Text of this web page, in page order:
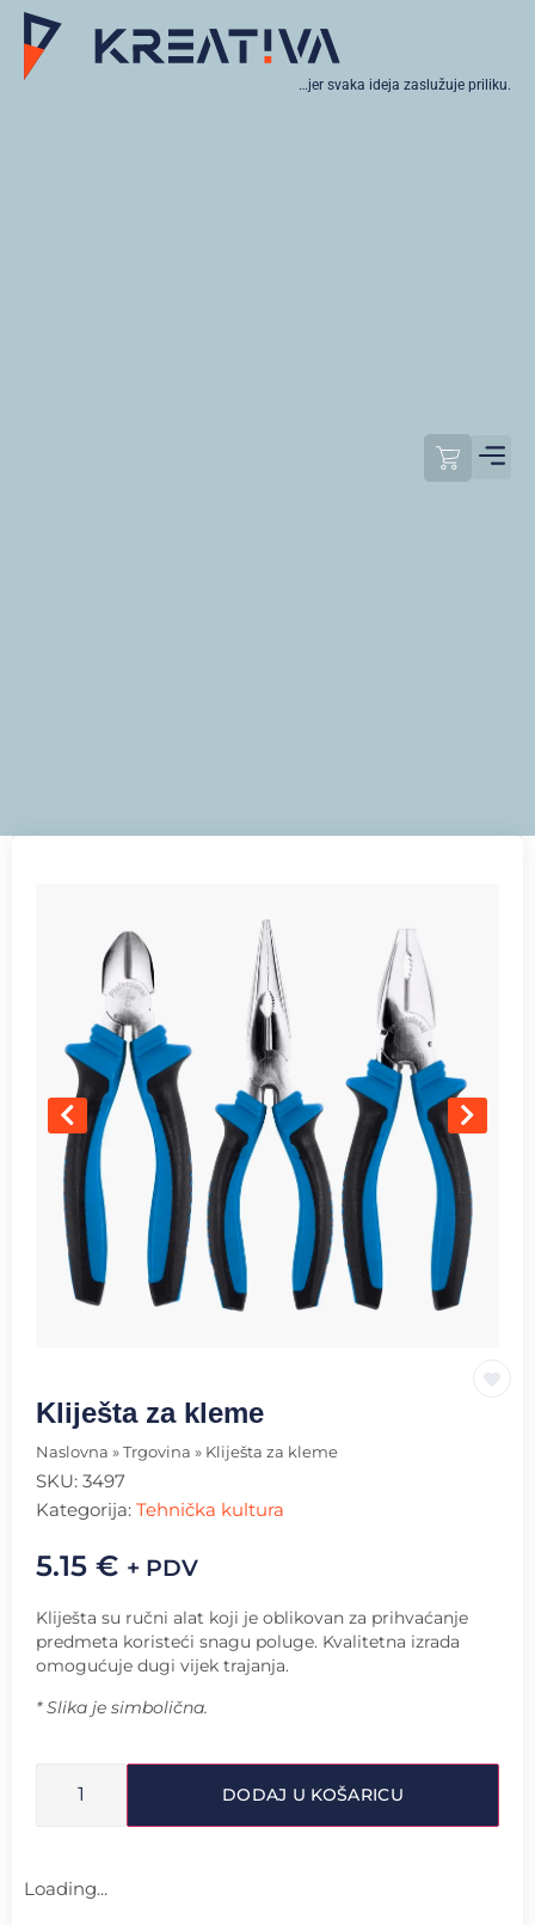
…jer svaka ideja zaslužuje priliku.
Kliješta za kleme
Naslovna » Trgovina » Kliješta za kleme
SKU: 3497
Kategorija: Tehnička kultura
5.15 € + PDV
Kliješta su ručni alat koji je oblikovan za prihvaćanje
predmeta koristeći snagu poluge. Kvalitetna izrada
omogućuje dugi vijek trajanja.
* Slika je simbolična.
DODAJ U KOŠARICU
Loading...